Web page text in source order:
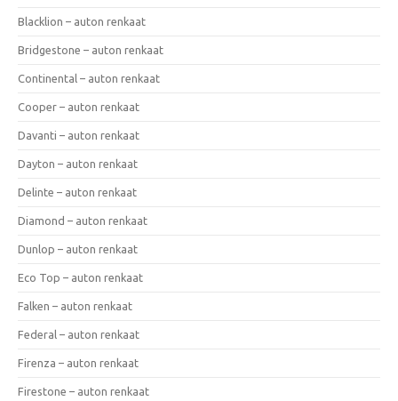
Blacklion – auton renkaat
Bridgestone – auton renkaat
Continental – auton renkaat
Cooper – auton renkaat
Davanti – auton renkaat
Dayton – auton renkaat
Delinte – auton renkaat
Diamond – auton renkaat
Dunlop – auton renkaat
Eco Top – auton renkaat
Falken – auton renkaat
Federal – auton renkaat
Firenza – auton renkaat
Firestone – auton renkaat